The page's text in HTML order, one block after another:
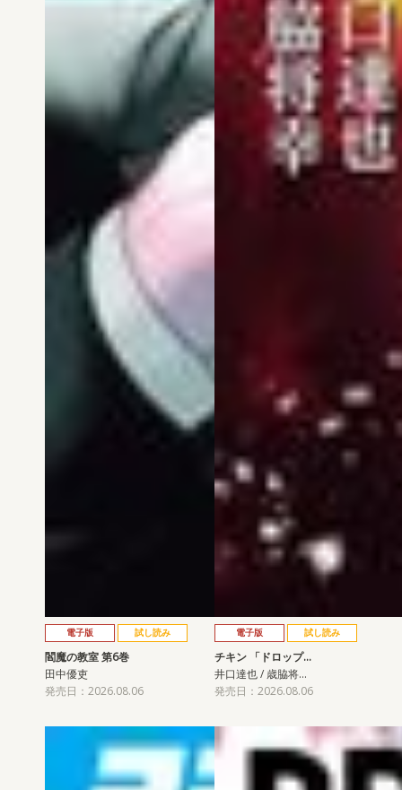
電子版 試し読み
閻魔の教室 第6巻
田中優吏
発売日：2026.08.06
電子版 試し読み
チキン 「ドロップ…
井口達也 / 歳脇将…
発売日：2026.08.06